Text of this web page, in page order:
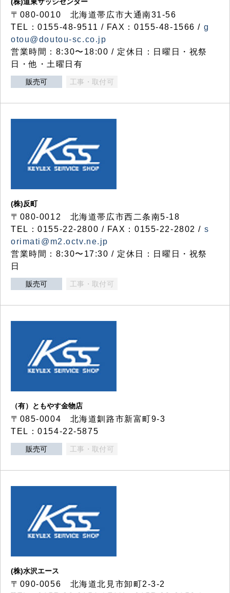
〒080-0010 北海道帯広市大通南31-56
TEL：0155-48-9511 / FAX：0155-48-1566 / g
otou@doutou-sc.co.jp
営業時間：8:30〜18:00 / 定休日：日曜日・祝祭
日・他・土曜日有
販売可 工事・取付可
(株)反町
〒080-0012 北海道帯広市西二条南5-18
TEL：0155-22-2800 / FAX：0155-22-2802 / s
orimati@m2.octv.ne.jp
営業時間：8:30〜17:30 / 定休日：日曜日・祝祭
日
販売可 工事・取付可
（有）ともやす金物店
〒085-0004 北海道釧路市新富町9-3
TEL：0154-22-5875
販売可 工事・取付可
(株)水沢エース
〒090-0056 北海道北見市卸町2-3-2